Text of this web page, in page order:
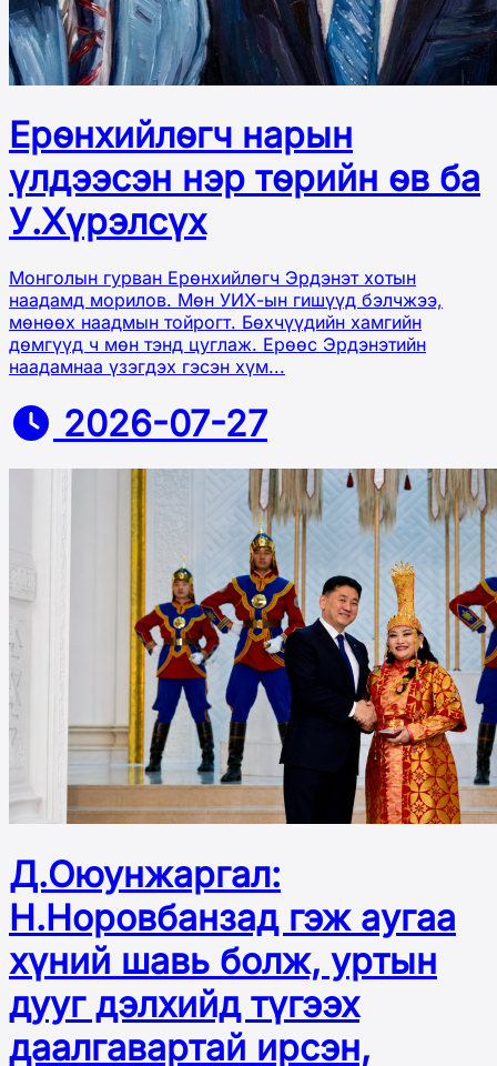
Ерөнхийлөгч нарын
үлдээсэн нэр төрийн өв ба
У.Хүрэлсүх
Монголын гурван Ерөнхийлөгч Эрдэнэт хотын
наадамд морилов. Мөн УИХ-ын гишүүд бэлчжээ,
мөнөөх наадмын тойрогт. Бөхчүүдийн хамгийн
дөмгүүд ч мөн тэнд цуглаж. Ерөөс Эрдэнэтийн
наадамнаа үзэгдэх гэсэн хүм...
2026-07-27
Д.Оюунжаргал:
Н.Норовбанзад гэж аугаа
хүний шавь болж, уртын
дууг дэлхийд түгээх
даалгавартай ирсэн,